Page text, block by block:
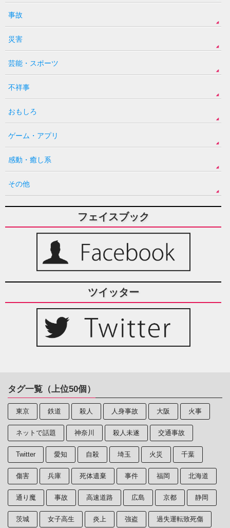
事故
災害
芸能・スポーツ
不祥事
おもしろ
ゲーム・アプリ
感動・癒し系
その他
フェイスブック
ツイッター
タグ一覧（上位50個）
東京 鉄道 殺人 人身事故 大阪 火事
ネットで話題 神奈川 殺人未遂 交通事故
Twitter 愛知 自殺 埼玉 火災 千葉
傷害 兵庫 死体遺棄 事件 福岡 北海道
通り魔 事故 高速道路 広島 京都 静岡
茨城 女子高生 炎上 強盗 過失運転致死傷